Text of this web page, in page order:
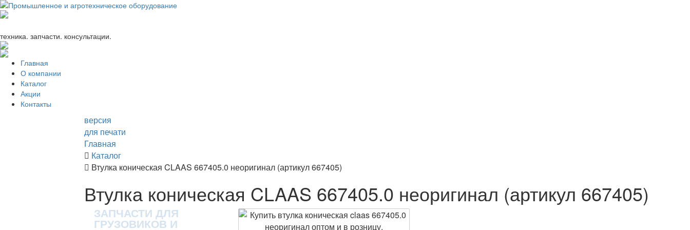
техника. запчасти. консультации.
Главная
О компании
Каталог
Акции
Контакты
версия
для печати
Главная
Каталог
Втулка коническая CLAAS 667405.0 неоригинал (артикул 667405)
Втулка коническая CLAAS 667405.0 неоригинал (артикул 667405)
ЗАПЧАСТИ ДЛЯ
ГРУЗОВИКОВ И